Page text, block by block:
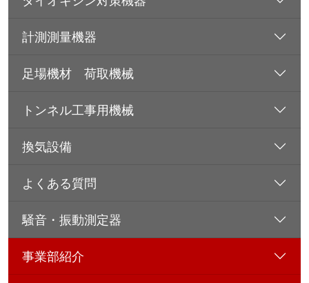
計測測量機器
足場機材 荷取機械
トンネル工事用機械
換気設備
よくある質問
騒音・振動測定器
事業部紹介